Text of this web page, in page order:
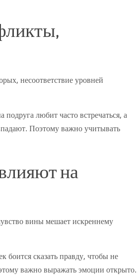
несоответствие уровней
любит часто встречаться, а
Поэтому важно учитывать
на
вины мешает искреннему
боится сказать правду, чтобы не
важно выражать эмоции открыто.